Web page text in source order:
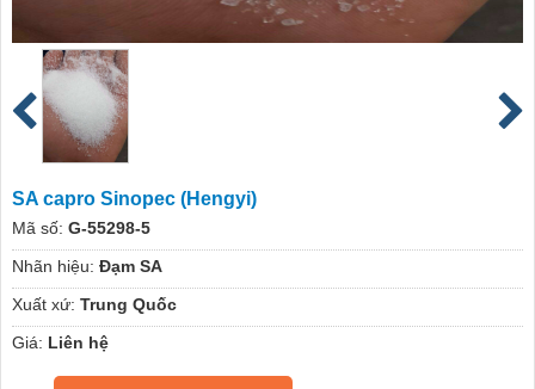
SA capro Sinopec (Hengyi)
Mã số: G-55298-5
Nhãn hiệu: Đạm SA
Xuất xứ: Trung Quốc
Giá: Liên hệ